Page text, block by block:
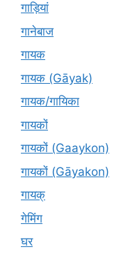
गाड़ियां
गानेबाज
गायक
गायक (Gāyak)
गायक/गायिका
गायकों
गायकों (Gaaykon)
गायकों (Gāyakon)
गायक्
गेमिंग
घर